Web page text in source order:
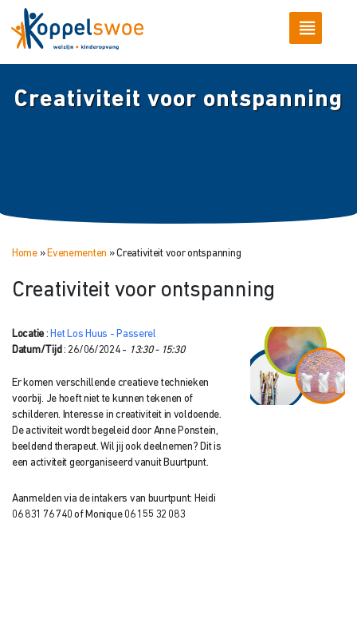
Creativiteit voor ontspanning
Home» Evenementen »Creativiteit voor ontspanning
Creativiteit voor ontspanning
Locatie : Het Los Huus - Passerel
Datum/Tijd : 26/06/2024 - 13:30 - 15:30
Er komen verschillende creatieve technieken
voorbij. Je hoeft niet te kunnen tekenen of
schilderen. Interesse in creativiteit in voldoende.
De activiteit wordt begeleid door Anne Ponstein,
beeldend therapeut. Wil jij ook deelnemen? Dit is
een activiteit georganiseerd vanuit Buurtpunt.
Aanmelden via de intakers van buurtpunt: Heidi
06 831 76 740 of Monique 06 155 32 083